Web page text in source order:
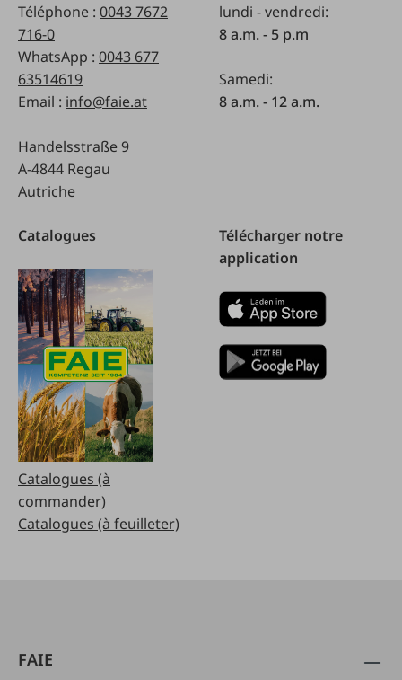
Téléphone : 0043 7672
716-0
WhatsApp : 0043 677
63514619
Email : info@faie.at
Handelsstraße 9
A-4844 Regau
Autriche
lundi - vendredi:
8 a.m. - 5 p.m
Samedi:
8 a.m. - 12 a.m.
Catalogues
Catalogues (à
commander)
Catalogues (à feuilleter)
Télécharger notre
application
FAIE